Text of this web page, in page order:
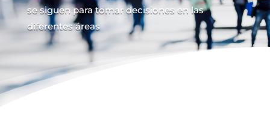
se siguen para tomar decisiones en las
diferentes áreas